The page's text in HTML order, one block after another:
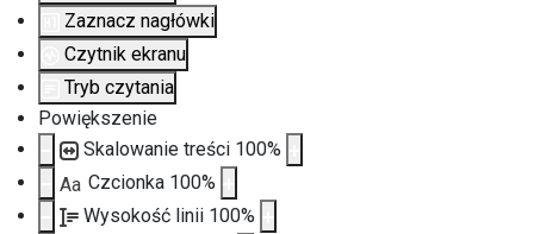
Zaznacz nagłówki
Czytnik ekranu
Tryb czytania
Powiększenie
Skalowanie treści 100%
Aa Czcionka 100%
Wysokość linii 100%